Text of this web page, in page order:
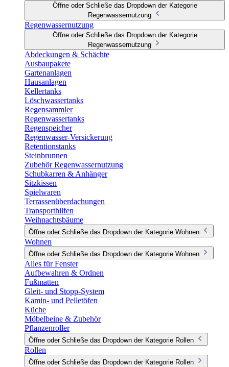
Öffne oder Schließe das Dropdown der Kategorie
Regenwassernutzung
Regenwassernutzung
Öffne oder Schließe das Dropdown der Kategorie
Regenwassernutzung
Abdeckungen & Schächte
Ausbaupakete
Gartenanlagen
Hausanlagen
Kellertanks
Löschwassertanks
Regensammler
Regenwassertanks
Regenspeicher
Regenwasser-Versickerung
Retentionstanks
Steinbrunnen
Zubehör Regenwassernutzung
Schubkarren & Anhänger
Sitzkissen
Spielwaren
Terrassenüberdachungen
Transporthilfen
Weihnachtsbäume
Öffne oder Schließe das Dropdown der Kategorie Wohnen
Wohnen
Öffne oder Schließe das Dropdown der Kategorie Wohnen
Alles für Fenster
Aufbewahren & Ordnen
Fußmatten
Gleit- und Stopp-System
Kamin- und Pelletöfen
Küche
Möbelbeine & Zubehör
Pflanzenroller
Öffne oder Schließe das Dropdown der Kategorie Rollen
Rollen
Öffne oder Schließe das Dropdown der Kategorie Rollen